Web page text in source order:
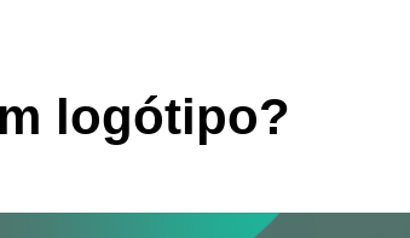
logótipo?